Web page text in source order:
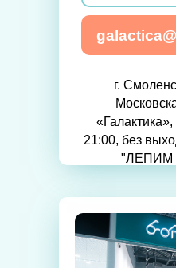
г.
21:00, без
"ЛЕПИМ